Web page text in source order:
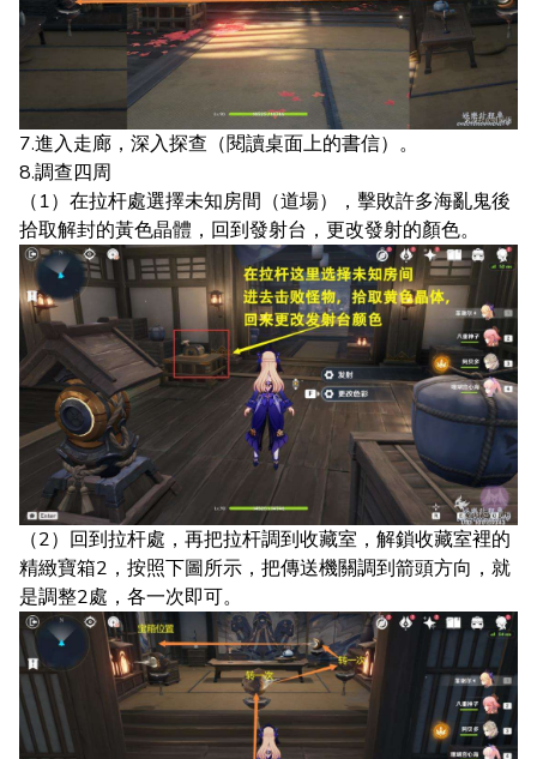
7.進入走廊，深入探查（閱讀桌面上的書信）。
8.調查四周
（1）在拉杆處選擇未知房間（道場），擊敗許多海亂鬼後
拾取解封的黃色晶體，回到發射台，更改發射的顏色。
（2）回到拉杆處，再把拉杆調到收藏室，解鎖收藏室裡的
精緻寶箱2，按照下圖所示，把傳送機關調到箭頭方向，就
是調整2處，各一次即可。